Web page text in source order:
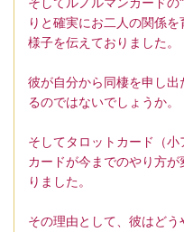
りと確実にお二人の関係
様子を伝えておりました。
彼が自分から同棲を申し
るのではないでしょうか。
そしてタロットカード（
カードが今までのやり方
りました。
その理由として、彼はど